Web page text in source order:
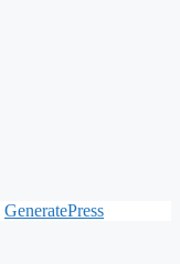
GeneratePress